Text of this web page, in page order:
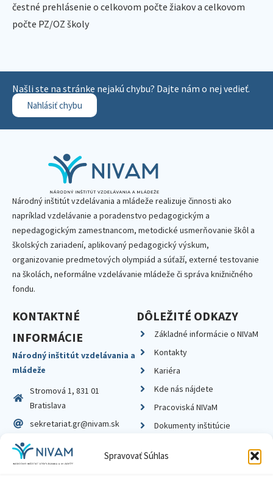
Spravovať Súhlas
čestné prehlásenie o celkovom počte žiakov a celkovom
počte PZ/OZ školy
Našli ste na stránke nejakú chybu? Dajte nám o nej vedieť.
Nahlásiť chybu
Národný inštitút vzdelávania a mládeže realizuje činnosti ako
napríklad vzdelávanie a poradenstvo pedagogickým a
nepedagogickým zamestnancom, metodické usmerňovanie škôl a
školských zariadení, aplikovaný pedagogický výskum,
organizovanie predmetových olympiád a súťaží, externé testovanie
na školách, neformálne vzdelávanie mládeže či správa knižničného
fondu.
KONTAKTNÉ
INFORMÁCIE
Národný inštitút vzdelávania a
mládeže
Stromová 1, 831 01
Bratislava
sekretariat.gr@nivam.sk
IČO: 00164348
DIČ: 2020798714
DÔLEŽITÉ ODKAZY
Základné informácie o NIVaM
Kontakty
Kariéra
Kde nás nájdete
Pracoviská NIVaM
Dokumenty inštitúcie